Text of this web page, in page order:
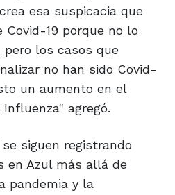
esa suspicacia que
Covid-19 porque no lo
los casos que
no han sido Covid-
un aumento en el
agregó.
siguen registrando
en Azul más allá de
pandemia y la